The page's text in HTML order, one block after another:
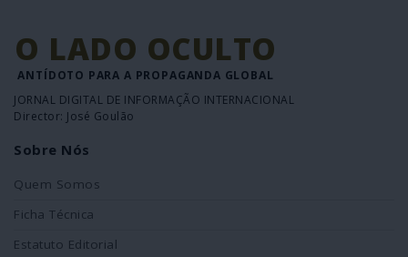
O LADO OCULTO
ANTÍDOTO PARA A PROPAGANDA GLOBAL
JORNAL DIGITAL DE INFORMAÇÃO INTERNACIONAL
Director: José Goulão
Sobre Nós
Quem Somos
Ficha Técnica
Estatuto Editorial